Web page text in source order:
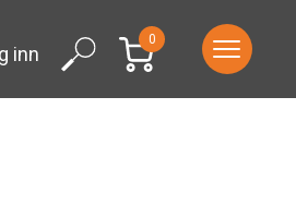
inn Search
0